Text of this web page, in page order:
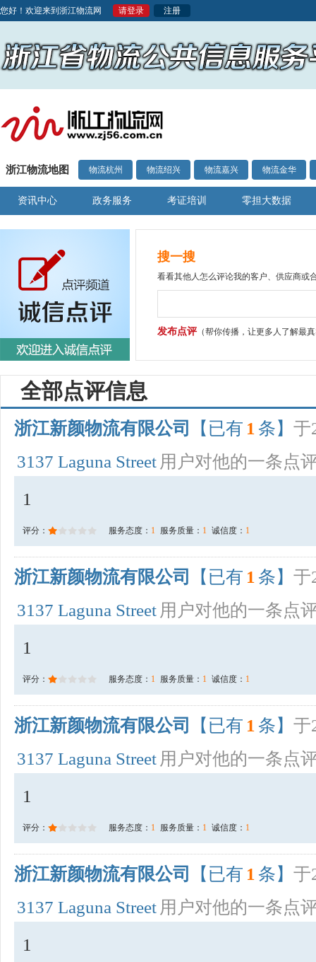
您好！欢迎来到浙江物流网 请登录 注册
浙江物流地图 物流杭州 物流绍兴 物流嘉兴 物流金华
资讯中心 政务服务 考证培训 零担大数据
搜一搜
看看其他人怎么评论我的客户、供应商或
发布点评（帮你传播，让更多人了解最
全部点评信息
浙江新颜物流有限公司 【已有 1 条】 于
3137 Laguna Street 用户对他的一条点
1
评分： 服务态度： 1 服务质量： 1 诚信度： 1
浙江新颜物流有限公司 【已有 1 条】 于
3137 Laguna Street 用户对他的一条点
1
评分： 服务态度： 1 服务质量： 1 诚信度： 1
浙江新颜物流有限公司 【已有 1 条】 于
3137 Laguna Street 用户对他的一条点
1
评分： 服务态度： 1 服务质量： 1 诚信度： 1
浙江新颜物流有限公司 【已有 1 条】 于
3137 Laguna Street 用户对他的一条点
1